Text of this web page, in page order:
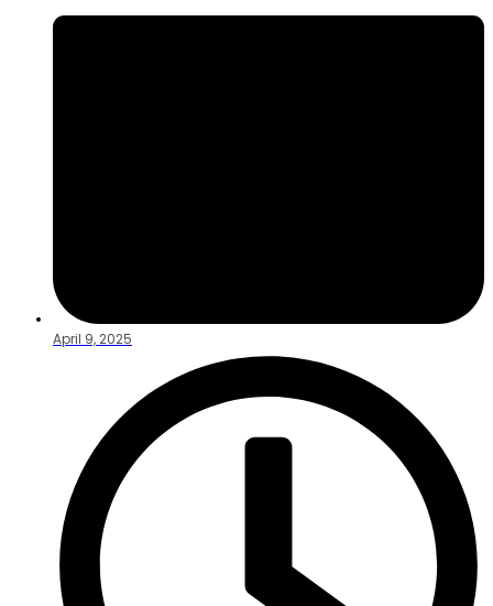
April 9, 2025